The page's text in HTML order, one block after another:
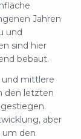
Jahren
und
sind hier
bebaut.
mittlere
den letzten
aber
um den